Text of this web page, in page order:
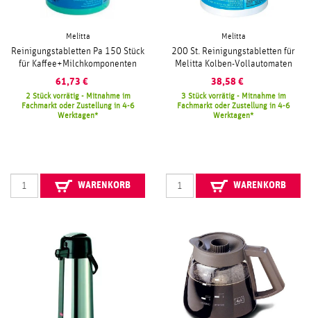
Melitta
Reinigungstabletten Pa 150 Stück
für Kaffee+Milchkomponenten
61,73 €
2 Stück vorrätig - Mitnahme im
Fachmarkt oder Zustellung in 4-6
Werktagen
WARENKORB
Melitta
200 St. Reinigungstabletten für
Melitta Kolben-Vollautomaten
38,58 €
3 Stück vorrätig - Mitnahme im
Fachmarkt oder Zustellung in 4-6
Werktagen
WARENKORB